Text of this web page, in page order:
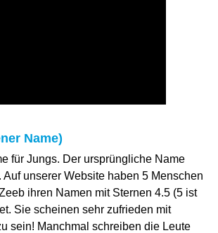
Name)
für Jungs. Der ursprüngliche Name
Auf unserer Website haben 5 Menschen
ihren Namen mit Sternen 4.5 (5 ist
Sie scheinen sehr zufrieden mit
sein! Manchmal schreiben die Leute